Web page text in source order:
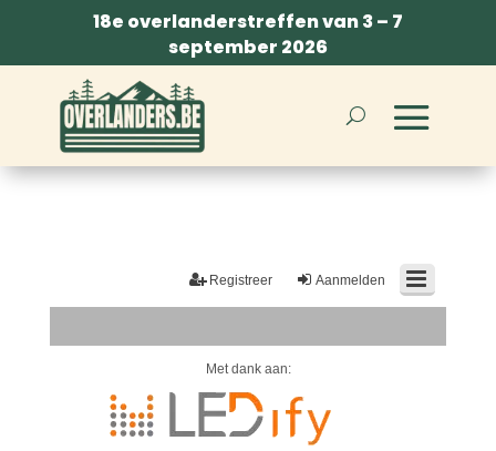
18e overlanderstreffen van 3 – 7
september 2026